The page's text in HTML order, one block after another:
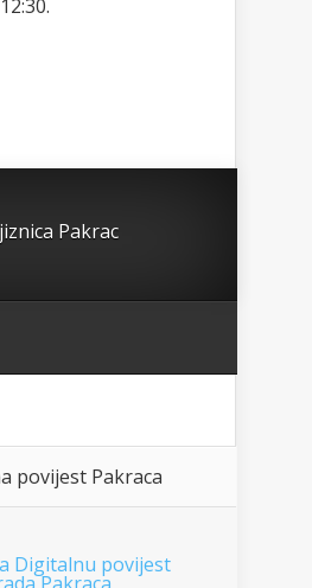
Pakrac
povijest Pakraca